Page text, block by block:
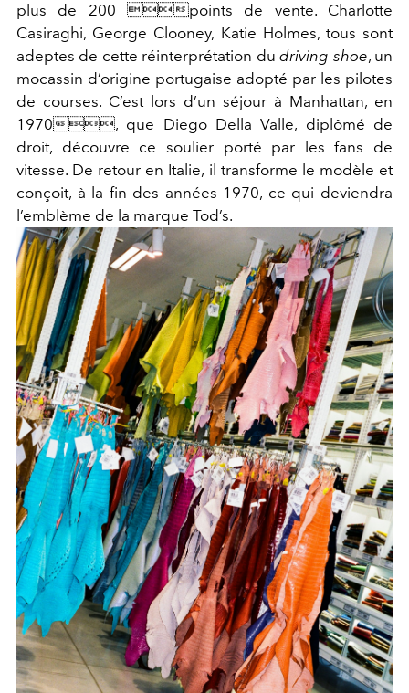
plus de 200 points de vente. Charlotte
Casiraghi, George Clooney, Katie Holmes, tous sont
adeptes de cette réinterprétation dudriving shoe, un
mocassin d’origine portugaise adopté par les pilotes
de courses. C’est lors d’un séjour à Manhattan, en
1970, que Diego Della Valle, diplômé de
droit, découvre ce soulier porté par les fans de
vitesse. De retour en Italie, il transforme le modèle et
conçoit, à la fin des années 1970, ce qui deviendra
l’emblème de la marque Tod’s.